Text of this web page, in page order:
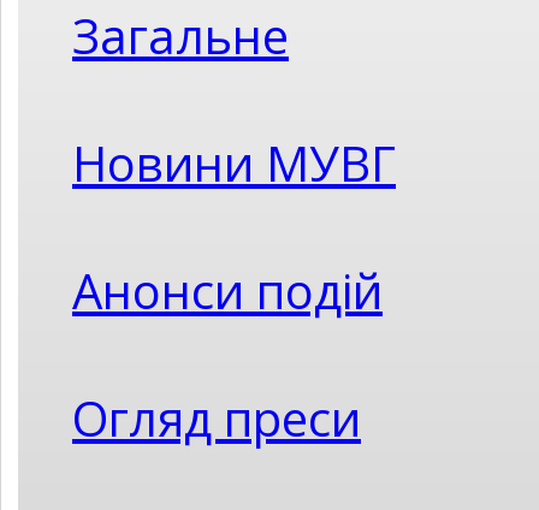
Загальне
Новини МУВГ
Анонси подій
Огляд преси